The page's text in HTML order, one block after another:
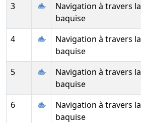
3
Navigation à travers la
baquise
4
Navigation à travers la
baquise
5
Navigation à travers la
baquise
6
Navigation à travers la
baquise